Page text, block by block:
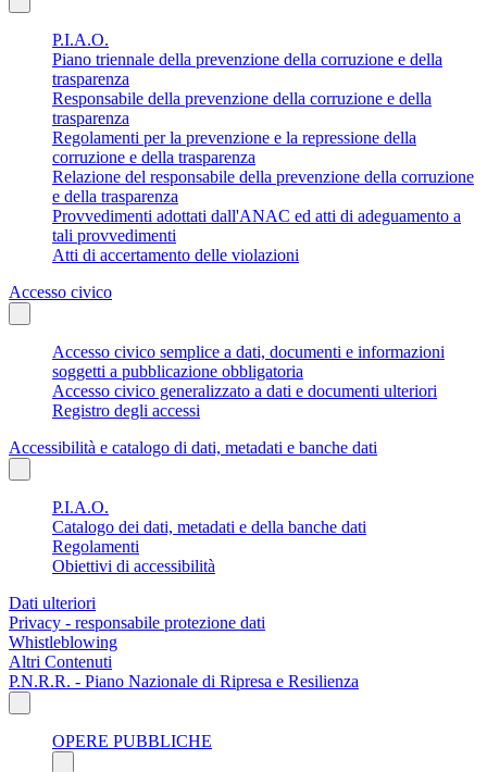
P.I.A.O.
Piano triennale della prevenzione della corruzione e della
trasparenza
Responsabile della prevenzione della corruzione e della
trasparenza
Regolamenti per la prevenzione e la repressione della
corruzione e della trasparenza
Relazione del responsabile della prevenzione della corruzione
e della trasparenza
Provvedimenti adottati dall'ANAC ed atti di adeguamento a
tali provvedimenti
Atti di accertamento delle violazioni
Accesso civico
Accesso civico semplice a dati, documenti e informazioni
soggetti a pubblicazione obbligatoria
Accesso civico generalizzato a dati e documenti ulteriori
Registro degli accessi
Accessibilità e catalogo di dati, metadati e banche dati
P.I.A.O.
Catalogo dei dati, metadati e della banche dati
Regolamenti
Obiettivi di accessibilità
Dati ulteriori
Privacy - responsabile protezione dati
Whistleblowing
Altri Contenuti
P.N.R.R. - Piano Nazionale di Ripresa e Resilienza
OPERE PUBBLICHE